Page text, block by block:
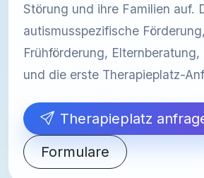
Störung und ihre Familien auf.
autismusspezifische Förderung,
Frühförderung,
und die erste Therapieplatz-
Therapieplatz
Formulare